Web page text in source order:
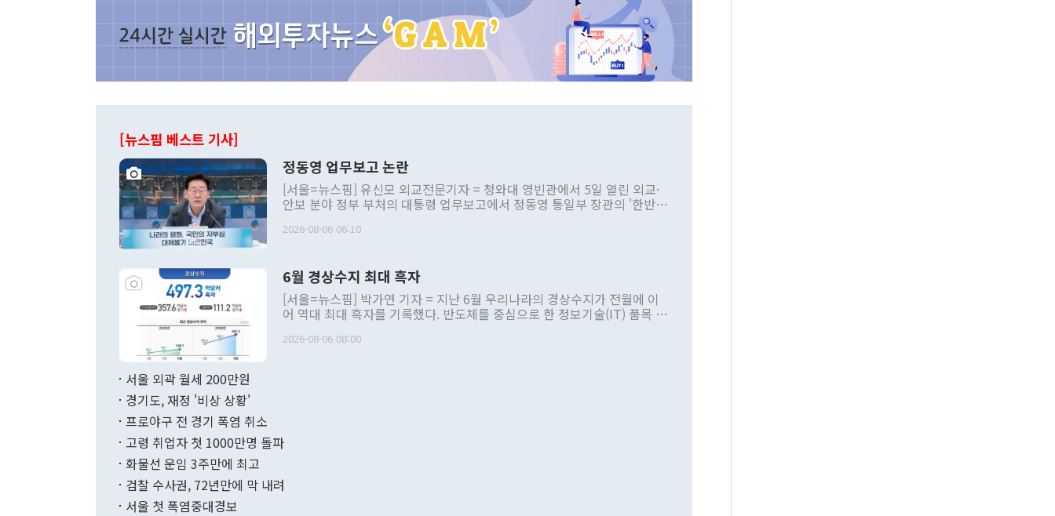
[뉴스핌 베스트 기사]
정동영 업무보고 논란
[서울=뉴스핌] 유신모 외교전문기자 = 청와대 영빈관에서 5일 열린 외교·
안보 분야 정부 부처의 대통령 업무보고에서 정동영 통일부 장관의 '한반도
발언 중에는 정부 내 조율을 거치지 않은 사안을 정책으로 추진하겠다고 공
주의적 희망에 근거한 비현실적 구상'이라는 비판을 내놨다. 그동안 정 장
관의 대북 정책 관련 발언이 물의를 빚은 적은 여러 번 있지만 대통령과 유
관 부처 장관이 공개적으로 부정적 입장을 표명한 것은 이례적이다. 정 장
관의 무리한 대북 접근법과 월권을 제어해야 한다는 목소리도 높아지고 있
다. [정동영 통일부 장관이 지난달 23일 오후 서울 종로구 정부서울청사에
무너졌다고도 했다. 또 "현 시점에서 흘러간 선(先)비핵화만 되뇌는 것은
함께 4자 대화의 동력을 확보하기 위해 최선을 다할 것"이라고 말했다. 하
2026-08-06 06:10
6월 경상수지 최대 흑자
[서울=뉴스핌] 박가연 기자 = 지난 6월 우리나라의 경상수지가 전월에 이
어 역대 최대 흑자를 기록했다. 반도체를 중심으로 한 정보기술(IT) 품목 수
료=한국은행] 한국은행이 6일 발표한 '2026년 6월 국제수지(잠정)'에 따르
며 월간 기준 처음으로 1000억달러를 넘어섰다. 상품수입은 644억8000만
196.9% 급증했고 컴퓨터·주변기기(SSD)는 282.7% 증가했다. IT 품목
수출은 160.4% 늘었으며 비IT 품목도 ▲석유제품(47.5%) ▲화공품
2026-08-06 08:00
서울 외곽 월세 200만원
경기도, 재정 '비상 상황'
프로야구 전 경기 폭염 취소
고령 취업자 첫 1000만명 돌파
화물선 운임 3주만에 최고
검찰 수사권, 72년만에 막 내려
서울 첫 폭염중대경보